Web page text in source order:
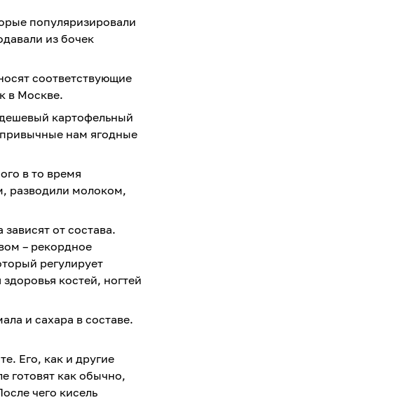
популяризировали
из бочек
соответствующие
в Москве.
картофельный
привычные нам ягодные
в то время
разводили молоком,
от состава.
– рекордное
регулирует
костей, ногтей
и сахара в составе.
Его, как и другие
готовят как обычно,
чего кисель